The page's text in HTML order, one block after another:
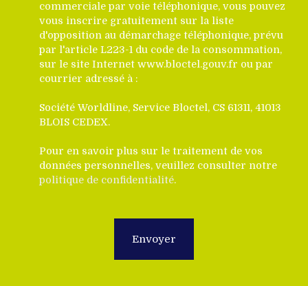
commerciale par voie téléphonique, vous pouvez
vous inscrire gratuitement sur la liste
d'opposition au démarchage téléphonique, prévu
par l'article L223-1 du code de la consommation,
sur le site Internet www.bloctel.gouv.fr ou par
courrier adressé à :
Société Worldline, Service Bloctel, CS 61311, 41013
BLOIS CEDEX.
Pour en savoir plus sur le traitement de vos
données personnelles, veuillez consulter notre
politique de confidentialité.
Envoyer